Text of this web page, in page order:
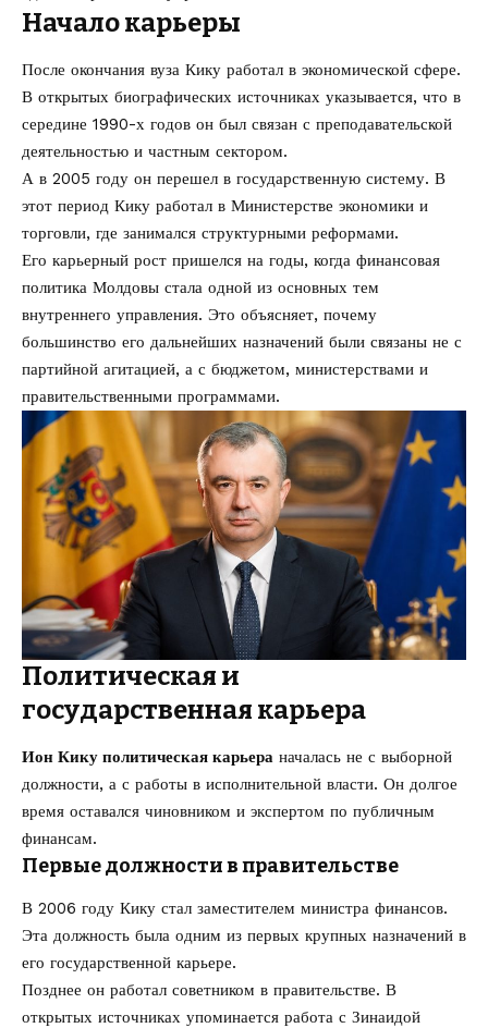
Начало карьеры
После окончания вуза Кику работал в экономической сфере.
В открытых биографических источниках указывается, что в
середине 1990-х годов он был связан с преподавательской
деятельностью и частным сектором.
А в 2005 году он перешел в государственную систему. В
этот период Кику работал в Министерстве экономики и
торговли, где занимался структурными реформами.
Его карьерный рост пришелся на годы, когда финансовая
политика Молдовы стала одной из основных тем
внутреннего управления. Это объясняет, почему
большинство его дальнейших назначений были связаны не с
партийной агитацией, а с бюджетом, министерствами и
правительственными программами.
Политическая и
государственная карьера
Ион Кику политическая карьера началась не с выборной
должности, а с работы в исполнительной власти. Он долгое
время оставался чиновником и экспертом по публичным
финансам.
Первые должности в правительстве
В 2006 году Кику стал заместителем министра финансов.
Эта должность была одним из первых крупных назначений в
его государственной карьере.
Позднее он работал советником в правительстве. В
открытых источниках упоминается работа с Зинаидой